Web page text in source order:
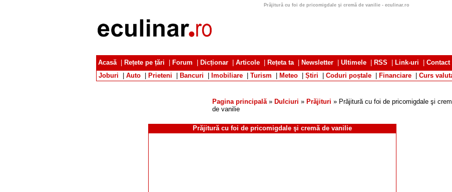
Prăjitură cu foi de pricomigdale şi cremă de vanilie - eculinar.ro
Acasă| Rețete pe țări Forum Dicționar Articole Rețeta ta| Newsletter Ultimele RSS Link-uri
Contact
Joburi
Auto Prieteni Bancuri Imobiliare Turism Meteo Știri Coduri poștale Financiare Curs
Pagina principală» Dulciuri » Prăjituri » Prăjitură cu foi de pricomigdale şi
de vanilie
Prăjitură cu foi de pricomigdale şi cremă de vanilie